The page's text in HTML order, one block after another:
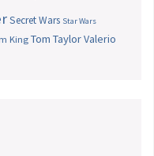
Secret Wars Star Wars
King Tom TaylorValerio